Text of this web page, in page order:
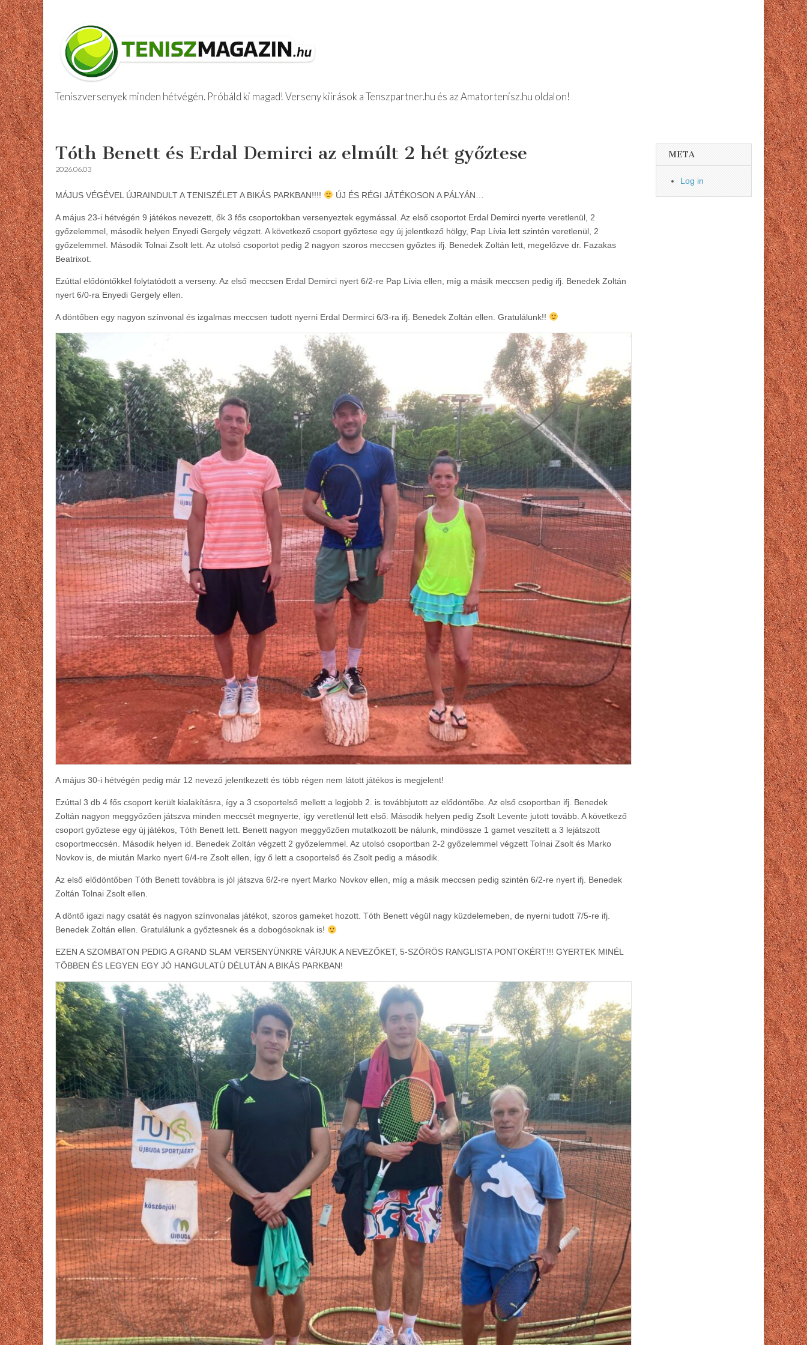
Teniszversenyek minden hétvégén. Próbáld ki magad! Verseny kiírások a Tenszpartner.hu és az Amatortenisz.hu oldalon!
Main
menu
Skip
to
content
Tóth Benett és Erdal Demirci az elmúlt 2 hét győztese
2026.06.03
MÁJUS VÉGÉVEL ÚJRAINDULT A TENISZÉLET A BIKÁS PARKBAN!!!! ÚJ ÉS RÉGI JÁTÉKOSON A PÁLYÁN…
A május 23-i hétvégén 9 játékos nevezett, ők 3 fős csoportokban versenyeztek egymással. Az első csoportot Erdal Demirci nyerte veretlenül, 2
győzelemmel, második helyen Enyedi Gergely végzett. A következő csoport győztese egy új jelentkező hölgy, Pap Lívia lett szintén veretlenül, 2
győzelemmel. Második Tolnai Zsolt lett. Az utolsó csoportot pedig 2 nagyon szoros meccsen győztes ifj. Benedek Zoltán lett, megelőzve dr. Fazakas
Beatrixot.
Ezúttal elődöntőkkel folytatódott a verseny. Az első meccsen Erdal Demirci nyert 6/2-re Pap Lívia ellen, míg a másik meccsen pedig ifj. Benedek Zoltán
nyert 6/0-ra Enyedi Gergely ellen.
A döntőben egy nagyon színvonal és izgalmas meccsen tudott nyerni Erdal Dermirci 6/3-ra ifj. Benedek Zoltán ellen. Gratulálunk!!
A május 30-i hétvégén pedig már 12 nevező jelentkezett és több régen nem látott játékos is megjelent!
Ezúttal 3 db 4 fős csoport került kialakításra, így a 3 csoportelső mellett a legjobb 2. is továbbjutott az elődöntőbe. Az első csoportban ifj. Benedek
Zoltán nagyon meggyőzően játszva minden meccsét megnyerte, így veretlenül lett első. Második helyen pedig Zsolt Levente jutott tovább. A következő
csoport győztese egy új játékos, Tóth Benett lett. Benett nagyon meggyőzően mutatkozott be nálunk, mindössze 1 gamet veszített a 3 lejátszott
csoportmeccsén. Második helyen id. Benedek Zoltán végzett 2 győzelemmel. Az utolsó csoportban 2-2 győzelemmel végzett Tolnai Zsolt és Marko
Novkov is, de miután Marko nyert 6/4-re Zsolt ellen, így ő lett a csoportelső és Zsolt pedig a második.
Az első elődöntőben Tóth Benett továbbra is jól játszva 6/2-re nyert Marko Novkov ellen, míg a másik meccsen pedig szintén 6/2-re nyert ifj. Benedek
Zoltán Tolnai Zsolt ellen.
A döntő igazi nagy csatát és nagyon színvonalas játékot, szoros gameket hozott. Tóth Benett végül nagy küzdelemeben, de nyerni tudott 7/5-re ifj.
Benedek Zoltán ellen. Gratulálunk a győztesnek és a dobogósoknak is!
EZEN A SZOMBATON PEDIG A GRAND SLAM VERSENYÜNKRE VÁRJUK A NEVEZŐKET, 5-SZÖRÖS RANGLISTA PONTOKÉRT!!! GYERTEK MINÉL
TÖBBEN ÉS LEGYEN EGY JÓ HANGULATÚ DÉLUTÁN A BIKÁS PARKBAN!
META
Log in